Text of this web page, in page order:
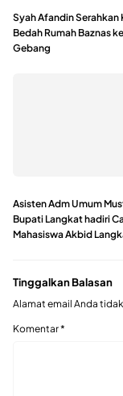
Syah Afandin Serahkan
Bedah Rumah Baznas
Gebang
Asisten Adm Umum
Bupati Langkat hadiri
Mahasiswa Akbid
Tinggalkan Balasan
Alamat email Anda
Komentar*